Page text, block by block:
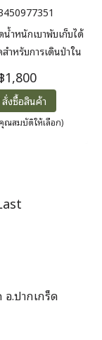
ำหนักเบาพับเก็บได้
ำหรับการเดินป่าใน
ร PFAS
1,800
สั่งซื้อสินค้า
ณสมบัติให้เลือก)
.ปากเกร็ด